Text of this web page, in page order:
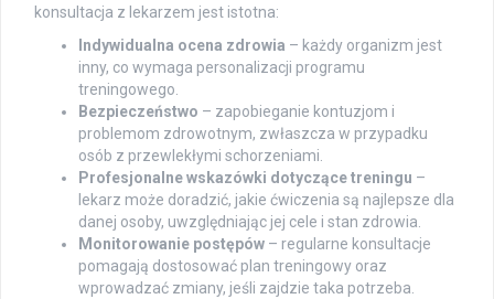
konsultacja z lekarzem jest istotna:
Indywidualna ocena zdrowia – każdy organizm jest
inny, co wymaga personalizacji programu
treningowego.
Bezpieczeństwo – zapobieganie kontuzjom i
problemom zdrowotnym, zwłaszcza w przypadku
osób z przewlekłymi schorzeniami.
Profesjonalne wskazówki dotyczące treningu –
lekarz może doradzić, jakie ćwiczenia są najlepsze dla
danej osoby, uwzględniając jej cele i stan zdrowia.
Monitorowanie postępów – regularne konsultacje
pomagają dostosować plan treningowy oraz
wprowadzać zmiany, jeśli zajdzie taka potrzeba.